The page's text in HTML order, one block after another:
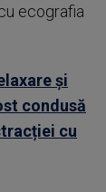
ecografia
și
condusă
cu